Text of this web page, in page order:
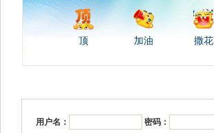
顶 加油 撒花
用户名： 密码：